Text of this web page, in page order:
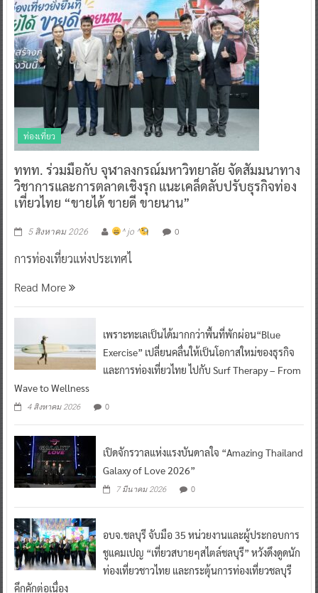
ท่องเที่ยว
ททท. ร่วมมือกับ จุฬาลงกรณ์มหาวิทยาลัย จัดสัมมนาทาง
วิชาการและการตลาดเชิงรุก แนะเคล็ดลับปรับธุรกิจท่อง
เที่ยวไทย “ขายได้ ขายดี ขายนาน”
5 สิงหาคม 2026 ^ jo ^ 0
การท่องเที่ยวแห่งประเทศไ
Read More
เพราะทะเลเป็นได้มากกว่าพื้นที่พักผ่อน“Blue
Exercise” เปลี่ยนคลื่นให้เป็นโอกาสใหม่ของธุรกิจ
และการท่องเที่ยวไทย ไปกับ Surf Therapy – From
Wave to Wellness
4 สิงหาคม 2026 0
เปิดจักรวาลแห่งแรงบันดาลใจ “Amazing Thailand
Galaxy of Love 2026”
7 มีนาคม 2026 0
อบจ.ชลบุรี จับมือ 35 หน่วยงานและผู้ประกอบการ
ชูแคมเปญ “เที่ยวสบายๆสไตล์ชลบุรี” หวังดึงดูดนัก
ท่องเที่ยวชาวไทย และกระตุ้นการท่องเที่ยวชลบุรี
คึกคักต่อเนื่อง